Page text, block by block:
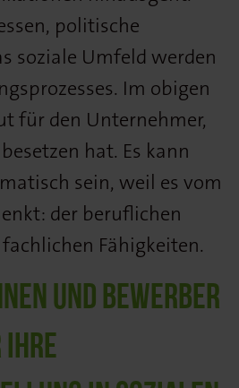
politische
soziale Umfeld werden
Im obigen
für den Unternehmer,
hat. Es kann
sein, weil es vom
der beruflichen
Fähigkeiten.
UND BEWERBER
IHRE